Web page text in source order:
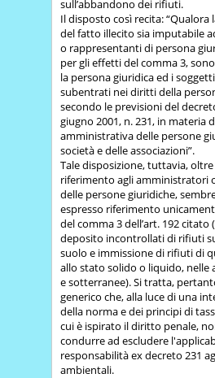
sull’abbandono dei rifiuti.
Il disposto così recita: “Qualora
del fatto illecito sia imputabile
o rappresentanti di persona
per gli effetti del comma 3,
la persona giuridica ed i
subentrati nei diritti della
secondo le previsioni del
giugno 2001, n. 231, in materia
amministrativa delle persone
società e delle associazioni”.
Tale disposizione, tuttavia,
riferimento agli amministratori
delle persone giuridiche,
espresso riferimento
del comma 3 dell’art. 192
deposito incontrollati di rifiuti
suolo e immissione di rifiuti di
allo stato solido o liquido, nelle
e sotterranee). Si tratta,
generico che, alla luce di una
della norma e dei principi di
cui è ispirato il diritto penale,
condurre ad escludere
responsabilità ex decreto 231
ambientali.